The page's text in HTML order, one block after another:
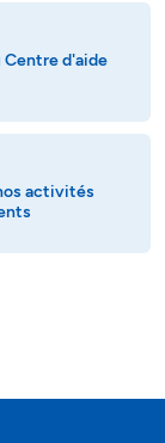
Centre d'aide
activités